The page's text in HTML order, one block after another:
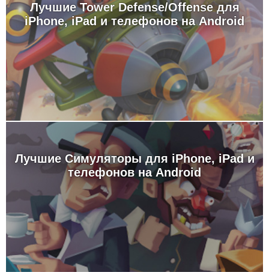
Лучшие Tower Defense/Offense для
iPhone, iPad и телефонов на Android
Лучшие Симуляторы для iPhone, iPad и
телефонов на Android